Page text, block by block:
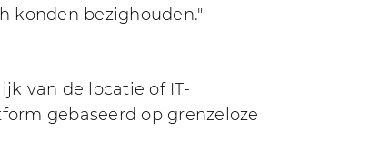
konden bezighouden."
van de locatie of IT-
gebaseerd op grenzeloze